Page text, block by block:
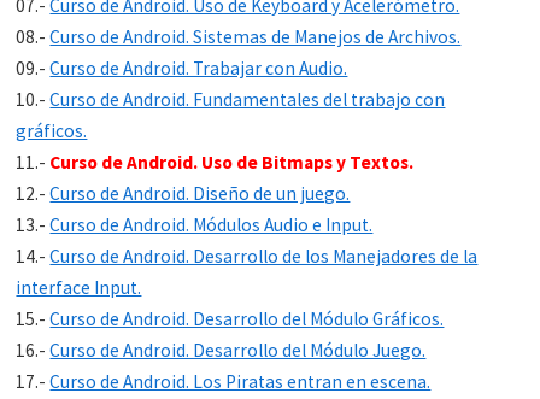
07.-Curso de Android. Uso de Keyboard y Acelerómetro.
08.-Curso de Android. Sistemas de Manejos de Archivos.
09.-Curso de Android. Trabajar con Audio.
10.-Curso de Android. Fundamentales del trabajo con
gráficos.
11.- Curso de Android. Uso de Bitmaps y Textos.
12.-Curso de Android. Diseño de un juego.
13.-Curso de Android. Módulos Audio e Input.
14.-Curso de Android. Desarrollo de los Manejadores de la
interface Input.
15.-Curso de Android. Desarrollo del Módulo Gráficos.
16.-Curso de Android. Desarrollo del Módulo Juego.
17.-Curso de Android. Los Piratas entran en escena.